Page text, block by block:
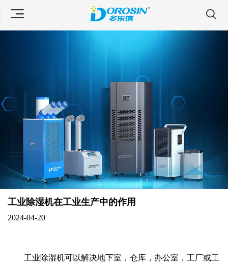
工业除湿机在工业生产中的作用
2024-04-20
工业除湿机可以解决地下室，仓库，办公室，工厂或工